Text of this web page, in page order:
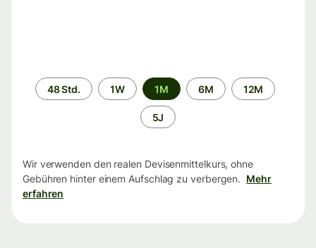
Zeitraum
48 Std. 1W 1M 6M 12M
5J
Wir verwenden den realen Devisenmittelkurs, ohne
Gebühren hinter einem Aufschlag zu verbergen. Mehr
erfahren